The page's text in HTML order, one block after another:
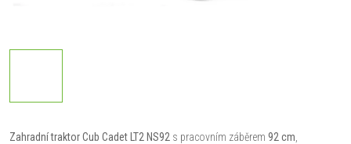
Zahradní traktor Cub Cadet LT2 NS92 s pracovním záběrem 92 cm